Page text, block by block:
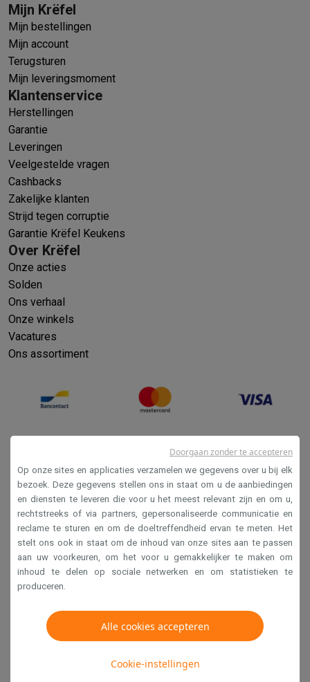
Mijn Krëfel
Mijn bestellingen
Mijn account
Terugsturen
Mijn leveringsmoment
Klantenservice
Herstellingen
Garantie
Leveringen
Veelgestelde vragen
Cashbacks
Zakelijke klanten
Strijd tegen corruptie
Garantie Krëfel Keukens
Over Krëfel
Onze acties
Solden
Ons verhaal
Onze winkels
Vacatures
Ons assortiment
Verkoopsvoorwaarden
Privacy
Disclaimer
Cookies
Krëfel NV - Steenstraat 44 - Industriezone 4 "T Sas",
1851 Humbeek, België
Op onze sites en applicaties verzamelen we gegevens over u bij elk
bezoek. Deze gegevens stellen ons in staat om u de aanbiedingen
en diensten te leveren die voor u het meest relevant zijn en om u,
rechtstreeks of via partners, gepersonaliseerde communicatie en
reclame te sturen en om de doeltreffendheid ervan te meten. Het
stelt ons ook in staat om de inhoud van onze sites aan te passen
aan uw voorkeuren, om het voor u gemakkelijker te maken om
inhoud te delen op sociale netwerken en om statistieken te
produceren.
Alle cookies accepteren
Cookie-instellingen
Doorgaan zonder te accepteren